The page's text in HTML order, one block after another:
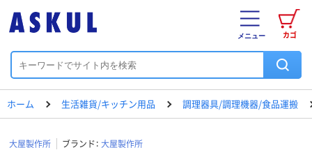
カゴ
メニュー
ホーム 生活雑貨/キッチン用品 調理器具/調理機器/食品運搬
大屋製作所 ブランド： 大屋製作所